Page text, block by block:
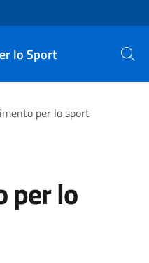
lo Sport Cerca
per lo sport
per lo